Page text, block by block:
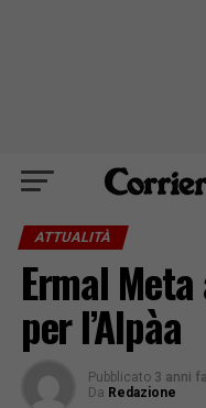
ATTUALITÀ
Ermal
per l’Alpàa
Pubblicato 3 anni fa
Da Redazione